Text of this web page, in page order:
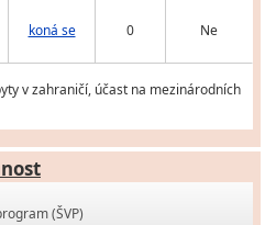
koná se 0 Ne
v zahraničí, účast na mezinárodních
(ŠVP)